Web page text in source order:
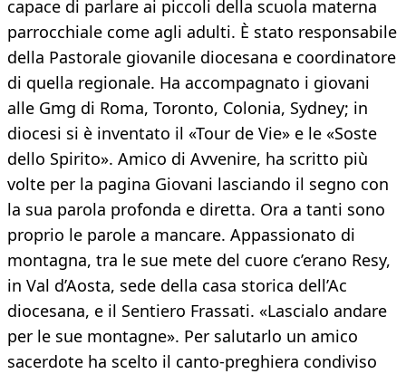
capace di parlare ai piccoli della scuola materna
parrocchiale come agli adulti. È stato responsabile
della Pastorale giovanile diocesana e coordinatore
di quella regionale. Ha accompagnato i giovani
alle Gmg di Roma, Toronto, Colonia, Sydney; in
diocesi si è inventato il «Tour de Vie» e le «Soste
dello Spirito». Amico di Avvenire, ha scritto più
volte per la pagina Giovani lasciando il segno con
la sua parola profonda e diretta. Ora a tanti sono
proprio le parole a mancare. Appassionato di
montagna, tra le sue mete del cuore c’erano Resy,
in Val d’Aosta, sede della casa storica dell’Ac
diocesana, e il Sentiero Frassati. «Lascialo andare
per le sue montagne». Per salutarlo un amico
sacerdote ha scelto il canto-preghiera condiviso